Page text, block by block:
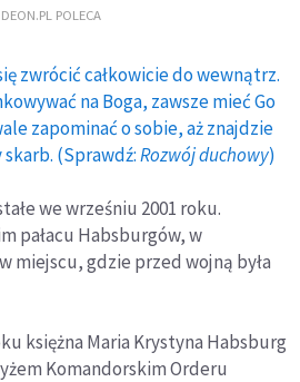
DEON.PL POLECA
zwrócić całkowicie do wewnątrz.
na Boga, zawsze mieć Go
zapominać o sobie, aż znajdzie
(Sprawdź:Rozwój duchowy)
we wrześniu 2001 roku.
pałacu Habsburgów, w
miejscu, gdzie przed wojną była
księżna Maria Krystyna Habsburg
Komandorskim Orderu